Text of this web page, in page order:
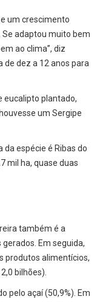
um crescimento
adaptou muito bem
ao clima”, diz
de dez a 12 anos para
eucalipto plantado,
um Sergipe
espécie é Ribas do
mil ha, quase duas
também é a
Em seguida,
produtos alimentícios,
bilhões).
pelo açaí (50,9%). Em